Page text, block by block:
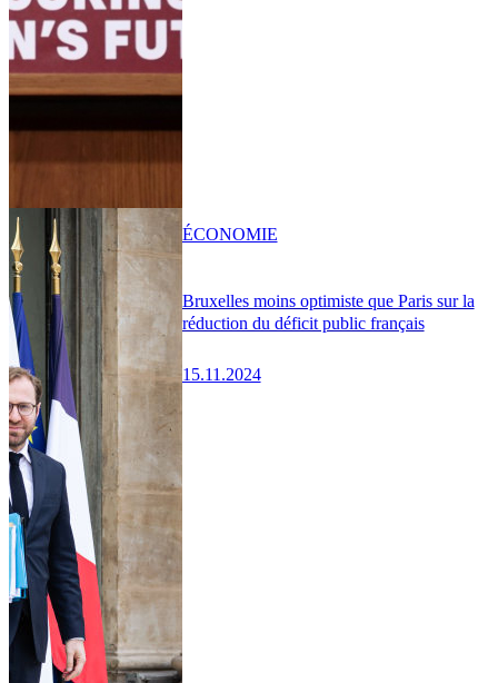
Bruxelles moins optimiste que Paris sur la
réduction du déficit public français
15.11.2024
ÉCONOMIE